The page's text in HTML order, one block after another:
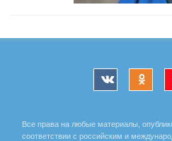
Все права на любые материалы,
соответствии с российским и